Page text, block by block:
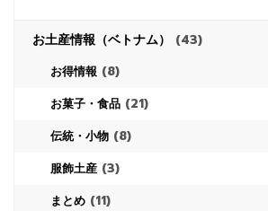
お土産情報（ベトナム） (43)
お得情報 (8)
お菓子・食品 (21)
伝統・小物 (8)
服飾土産 (3)
まとめ (11)